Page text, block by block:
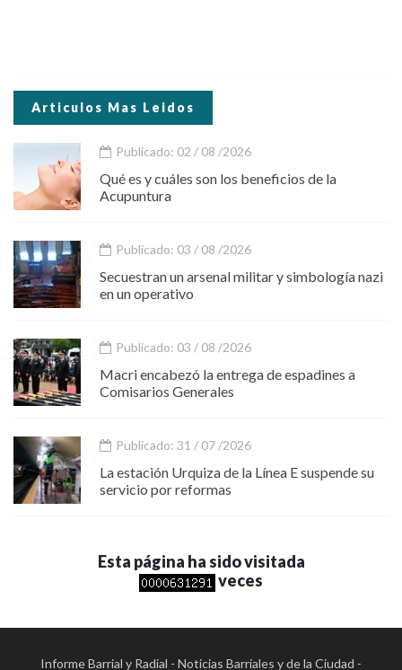
Articulos Mas Leidos
Publicado: 02 / 08 /2026
Qué es y cuáles son los beneficios de la
Acupuntura
Publicado: 03 / 08 /2026
Secuestran un arsenal militar y simbología nazi
en un operativo
Publicado: 03 / 08 /2026
Macri encabezó la entrega de espadines a
Comisarios Generales
Publicado: 31 / 07 /2026
La estación Urquiza de la Línea E suspende su
servicio por reformas
Esta página ha sido visitada
veces
Informe Barrial y Radial - Noticias Barriales y de la Ciudad -